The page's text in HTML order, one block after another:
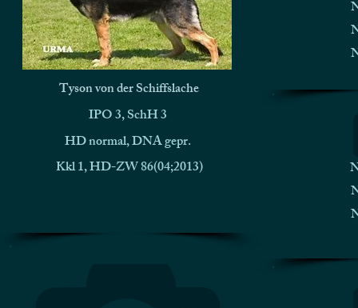
Tyson von der Schiffslache
IPO 3, SchH 3
HD normal, DNA gepr.
Kkl 1, HD-ZW 86(04;2013)